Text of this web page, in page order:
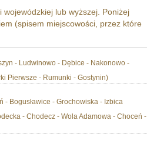
lub wyższej. Poniżej
(spisem miejscowości, przez które
- Ludwinowo - Dębice - Nakonowo -
Pierwsze - Rumunki - Gostynin)
Bogusławice - Grochowiska - Izbica
- Chodecz - Wola Adamowa - Choceń -